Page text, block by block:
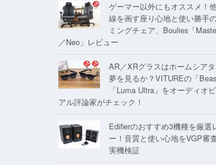
ゲーマー以外にもオススメ！
線を画す座り心地と使い勝手
ミングチェア、Boulies「
／Neo」レビュー
AR／XRグラスはホームシア
夢を見るか？VITUREの「
「Luma Ultra」をオーディオ
アル評論家がチェック！
Edifierのおすすめ3機種を厳選
ー！音質と使い心地をVGP審
実機検証